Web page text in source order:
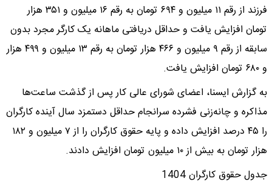
فرزند از رقم ۱۱ میلیون و ۶۹۴ تومان به رقم ۱۶ میلیون و ۳۵۱ هزار
تومان افزایش یافت و حداقل دریافتی ماهانه یک کارگر مجرد بدون
سابقه از رقم ۹ میلیون و ۴۶۶ هزار تومان به رقم ۱۳ میلیون و ۴۹۹ هزار
و ۶۸۰ تومان افزایش یافت.
به گزارش ایسنا، اعضای شورای عالی کار پس از گذشت ساعت‌ها
مذاکره و چانه‌زنی فشرده سرانجام حداقل دستمزد سال آینده کارگران
را ۴۵ درصد افزایش داده و پایه حقوق کارگران را از ۷ میلیون و ۱۸۲
هزار تومان به بیش از ۱۰ میلیون تومان افزایش دادند.
جدول حقوق کارگران 1404